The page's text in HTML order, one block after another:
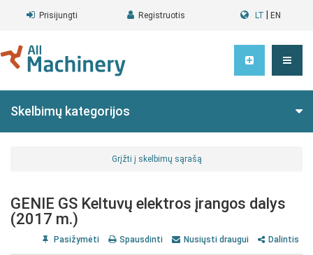
Prisijungti Registruotis LT EN
Skelbimų kategorijos
Grįžti į skelbimų sąrašą
GENIE GS Keltuvų elektros įrangos dalys
(2017 m.)
Pasižymėti Spausdinti Nusiųsti draugui Dalintis